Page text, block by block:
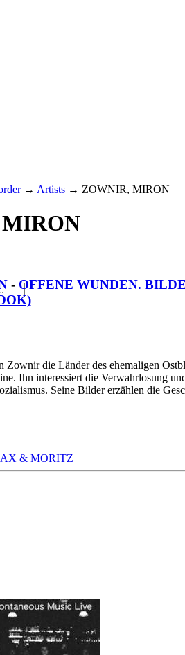
→ Artists→ ZOWNIR, MIRON
-OFFENE WUNDEN.
Zownir die Länder des ehemaligen
Ihn interessiert die Verwahrlosung
Seine Bilder erzählen die
& MORITZ